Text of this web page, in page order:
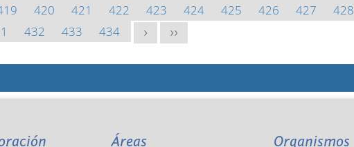
420 421 422 423 424 425 426 427
428
432 433 434 > >>
Áreas Organismos